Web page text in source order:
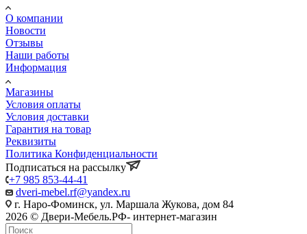
О компании
Новости
Отзывы
Наши работы
Информация
Магазины
Условия оплаты
Условия доставки
Гарантия на товар
Реквизиты
Политика Конфиденциальности
Подписаться на рассылку
+7 985 853-44-41
dveri-mebel.rf@yandex.ru
г. Наро-Фоминск, ул. Маршала Жукова, дом 84
2026 © Двери-Мебель.РФ- интернет-магазин